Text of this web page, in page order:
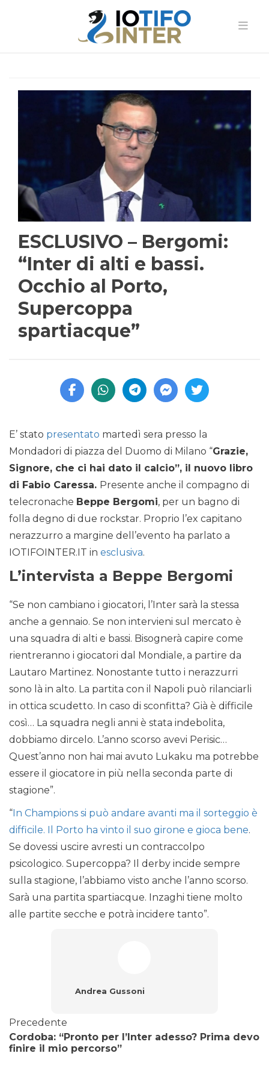
ESCLUSIVO – Bergomi:
“Inter di alti e bassi.
Occhio al Porto,
Supercoppa
spartiacque”
E’ stato presentato martedì sera presso la
Mondadori di piazza del Duomo di Milano “Grazie,
Signore, che ci hai dato il calcio”, il nuovo libro
di Fabio Caressa. Presente anche il compagno di
telecronache Beppe Bergomi, per un bagno di
folla degno di due rockstar. Proprio l’ex capitano
nerazzurro a margine dell’evento ha parlato a
IOTIFOINTER.IT in esclusiva.
L’intervista a Beppe Bergomi
“Se non cambiano i giocatori, l’Inter sarà la stessa
anche a gennaio. Se non intervieni sul mercato è
una squadra di alti e bassi. Bisognerà capire come
rientreranno i giocatori dal Mondiale, a partire da
Lautaro Martinez. Nonostante tutto i nerazzurri
sono là in alto. La partita con il Napoli può rilanciarli
in ottica scudetto. In caso di sconfitta? Già è difficile
così… La squadra negli anni è stata indebolita,
dobbiamo dircelo. L’anno scorso avevi Perisic…
Quest’anno non hai mai avuto Lukaku ma potrebbe
essere il giocatore in più nella seconda parte di
stagione”.
“In Champions si può andare avanti ma il sorteggio è
difficile. Il Porto ha vinto il suo girone e gioca bene.
Se dovessi uscire avresti un contraccolpo
psicologico. Supercoppa? Il derby incide sempre
sulla stagione, l’abbiamo visto anche l’anno scorso.
Sarà una partita spartiacque. Inzaghi tiene molto
alle partite secche e potrà incidere tanto”.
Andrea Gussoni
Precedente
Cordoba: “Pronto per l’Inter adesso? Prima devo
finire il mio percorso”